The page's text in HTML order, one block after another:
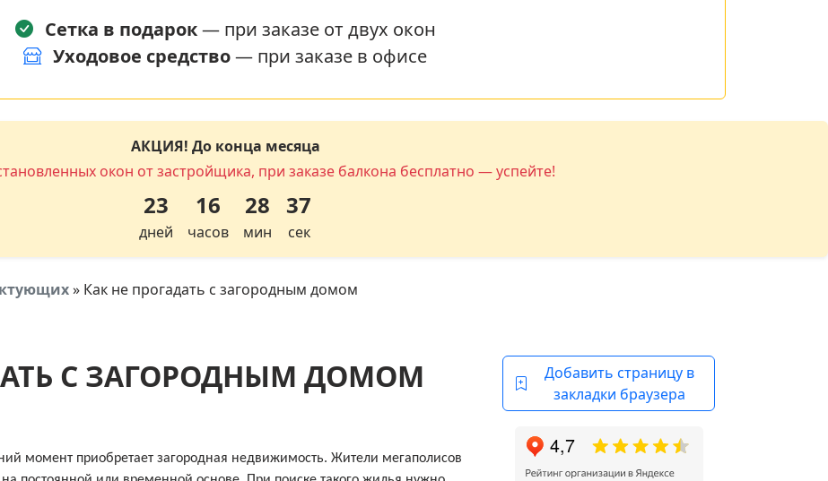
Сетка в подарок— при заказе от двух окон
Уходовое средство— при заказе в офисе
АКЦИЯ! До конца месяца
окон от застройщика, при заказе балкона бесплатно — успейте!
23
дней
16
часов
28
мин
36
сек
» Как не прогадать с загородным домом
С ЗАГОРОДНЫМ ДОМОМ
момент приобретает загородная недвижимость. Жители мегаполисов
Добавить страницу в
закладки браузера